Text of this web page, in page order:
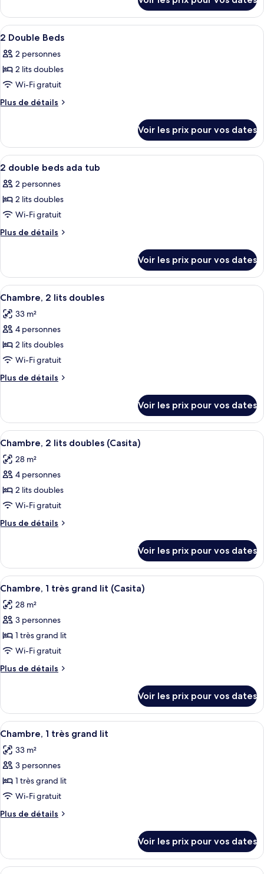
chambre :
King
Bed
le
type
de
King
Afficher
toutes
les
photos
pour
ce
chambre :
2
Double
Beds
Une chambre d’hôtel moderne
4
2 Double Beds
2 personnes
2 lits doubles
Wi-Fi gratuit
Plus de détails
Plus
le
type
de
2
Double
Voir les prix pour vos dates
Afficher
toutes
les
photos
pour
ce
chambre :
2
double
beds
ada
tub
Une chambre d’hôtel moderne
7
2 double beds ada tub
2 personnes
2 lits doubles
Wi-Fi gratuit
Plus de détails
Plus
le
type
de
2
double
ada
tub
Voir les prix pour vos dates
Afficher
toutes
les
photos
pour
ce
type
de
Chambre,
lits
doubles
Une chambre d’hôtel avec deux
7
Chambre, 2 lits doubles
33 m²
4 personnes
2 lits doubles
Wi-Fi gratuit
Plus de détails
Plus
le
type
de
Chambre,
2
doubles
Voir les prix pour vos dates
Afficher
toutes
les
photos
pour
ce
type
de
Chambre,
lits
doubles
(Casita)
Une chambre d’hôtel avec deux lits,
10
Chambre, 2 lits doubles (Casita)
28 m²
4 personnes
2 lits doubles
Wi-Fi gratuit
Plus de détails
Plus
le
type
de
Chambre,
2
doubles
(Casita)
Voir les prix pour vos dates
Afficher
toutes
les
photos
pour
ce
type
de
Chambre,
très
grand
lit
(Casita)
Une chambre d’hôtel moderne,
9
Chambre, 1 très grand lit (Casita)
28 m²
3 personnes
1 très grand lit
Wi-Fi gratuit
Plus de détails
Plus
le
type
de
Chambre,
grand
lit
Voir les prix pour vos dates
Afficher
toutes
les
photos
pour
ce
type
de
Chambre,
Une chambre d’hôtel équipée d’un
8
Chambre, 1 très grand lit
33 m²
3 personnes
1 très grand lit
Wi-Fi gratuit
Plus de détails
Plus
le
type
Voir les prix pour vos dates
Une chambre d’hôtel avec deux lits,